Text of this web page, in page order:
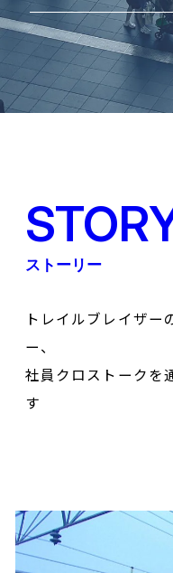
ストーリー
トレイルブレイザー
ー、
社員クロストークを
す